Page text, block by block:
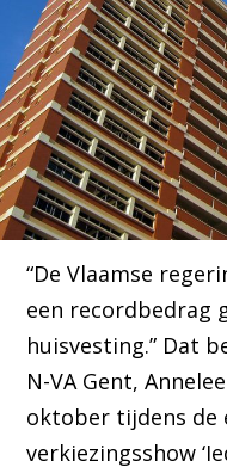
“De Vlaamse
een recordbedrag
huisvesting.” Dat
N-VA Gent,
oktober tijdens de
verkiezingsshow